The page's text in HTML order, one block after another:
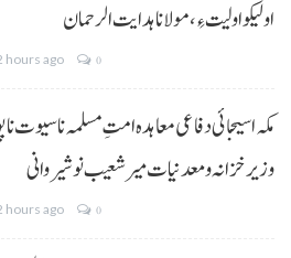
اولیکو اولیت ءِ،مولانا ہدایت الرحمان
hours ago 0
مکہ اسیجائی دفاعی معاہدہ امتِ مسلمہ نا سیوت
وزیر خزانہ و معدنیات میر شعیب نوشیروانی
hours ago 0